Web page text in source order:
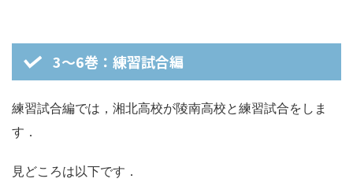
3～6巻：練習試合編
練習試合編では，湘北高校が陵南高校と練習試合をしま
す．
見どころは以下です．